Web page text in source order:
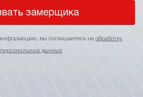
замерщика
вы соглашаетесь на обработку
персональных данных